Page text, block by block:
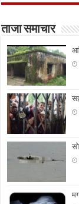
ताजा समाचार